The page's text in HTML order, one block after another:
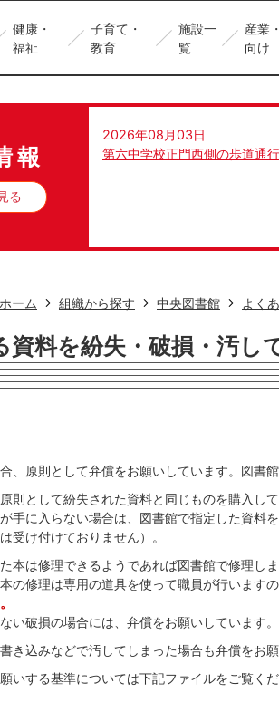
健康・
福祉
子育て・
教育
施設一
覧
産業
向け
報
る
2026年08月03日
第六中学校正門西側の歩道通
ホーム 組織から探す 中央図書館 よく
資料を紛失・破損・汚し
、原則として弁償をお願いしています。図書
則として紛失された資料と同じものを購入して
手に入らない場合は、図書館で指定した資料
受け付けておりません）。
本は修理できるようであれば図書館で修理しま
の修理は専用の道具を使って職員が行います
い破損の場合には、弁償をお願いしています。
き込みなどで汚してしまった場合も弁償をお願
いする基準については下記ファイルをご覧く